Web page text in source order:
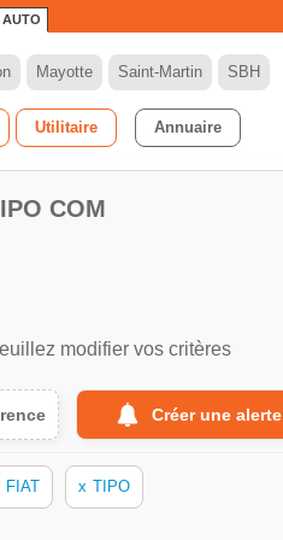
AUTO
Mayotte Saint-Martin SBH
Utilitaire Annuaire
COM
modifier vos critères
Créer une alerte
FIAT x TIPO